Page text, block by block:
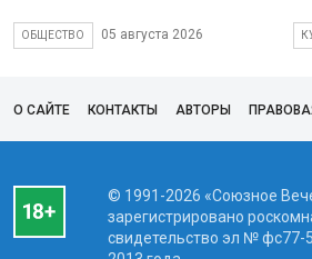
ОБЩЕСТВО 05 августа 2026
О САЙТЕ КОНТАКТЫ АВТОРЫ
© 1991-2026 «Союзное
зарегистрировано
свидетельство эл № фc77-